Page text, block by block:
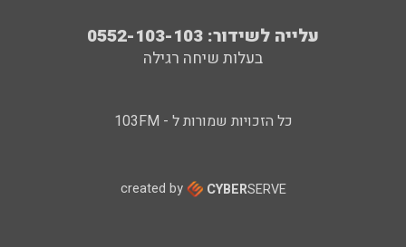
עלייה לשידור: 0552-103-103
בעלות שיחה רגילה
כל הזכויות שמורות ל - 103FM
created by CYBERSERVE